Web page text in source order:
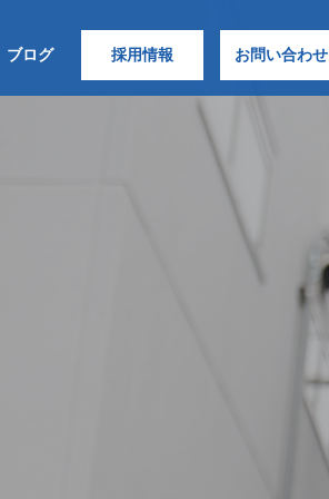
ブログ 採用情報 お問い合わせ